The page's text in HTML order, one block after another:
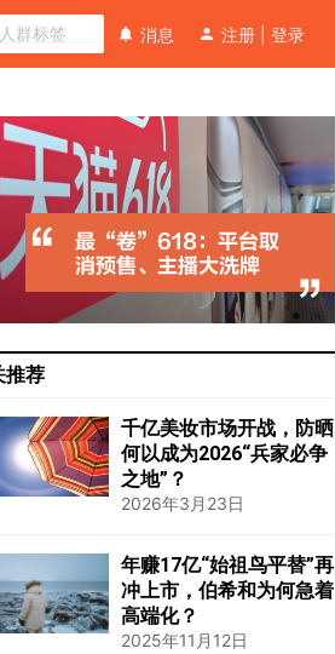
消息 注册 登录
推荐
千亿美妆市场开战，防晒
何以成为2026“兵家必争
之地”？
2026年3月23日
年赚17亿“始祖鸟平替”再
冲上市，伯希和为何急着
高端化？
2025年11月12日